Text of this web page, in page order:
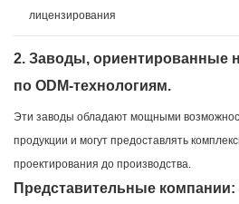
лицензирования
2. Заводы, ориентированные
по ODM-технологиям.
Эти заводы обладают мощными
продукции и могут предоставлять
проектирования до производства.
Представительные компании: